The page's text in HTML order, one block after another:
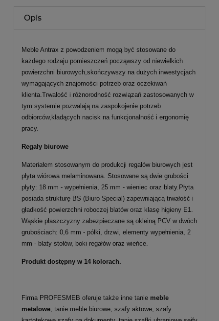
Opis
Meble Antrax z powodzeniem mogą być stosowane do
każdego rodzaju pomieszczeń począwszy od niewielkich
powierzchni biurowych,skończywszy na dużych inwestycjach
wymagających znajomości potrzeb oraz oczekiwań
klienta.Trwałość i różnorodność rozwiązań zastosowanych w
tym systemie pozwalają na zaspokojenie potrzeb
odbiorców,kładących nacisk na funkcjonalność i ergonomię
pracy.
Regały biurowe
Materiałem stosowanym do produkcji regałów biurowych jest
płyta wiórowa melaminowana. Stosowane są dwie grubości
płyty: 18 mm - wypełnienia, 25 mm - wieniec oraz blaty.Płyta
posiada strukturę BS (Biuro Special) zapewniającą trwałość i
gładkość powierzchni roboczej blatów oraz klasę higieny E1.
Wąskie płaszczyzny zabezpieczane są okleiną PCV w dwóch
grubościach: 0,6 mm - półki, drzwi, elementy wypełnienia, 2
mm - blaty stołów, boki regałów oraz wieńce.
Produkt dostępny w 14 kolorach.
Firma PROFESMEB oferuje także inne tanie meble
metalowe , tanie meble biurowe, szafy aktowe, szafy